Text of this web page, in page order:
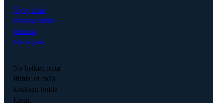
Kysy mitä
tahansa mistä
tahansa
tekoälystä.
Ne hetket, joita
tiimisi ei enää
koskaan hoida
käsin.